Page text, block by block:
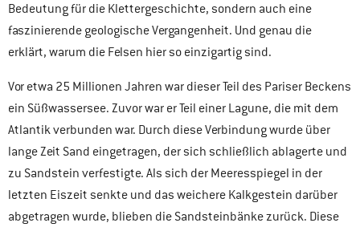
Bedeutung für die Klettergeschichte, sondern auch eine
faszinierende geologische Vergangenheit. Und genau die
erklärt, warum die Felsen hier so einzigartig sind.
Vor etwa 25 Millionen Jahren war dieser Teil des Pariser Beckens
ein Süßwassersee. Zuvor war er Teil einer Lagune, die mit dem
Atlantik verbunden war. Durch diese Verbindung wurde über
lange Zeit Sand eingetragen, der sich schließlich ablagerte und
zu Sandstein verfestigte. Als sich der Meeresspiegel in der
letzten Eiszeit senkte und das weichere Kalkgestein darüber
abgetragen wurde, blieben die Sandsteinbänke zurück. Diese